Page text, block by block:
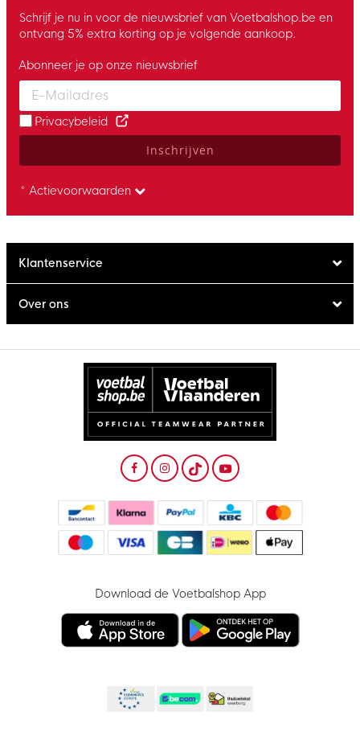
Schrijf je nu in voor de nieuwsbrief van Voetbalshop.be en
ontvang 5% extra korting op je volgende aankoop.
Enter your email and accept the privacy policy to subscribe to
Abonneer je op onze nieuwsbrief
Privacybeleid
Inschrijven
* Actievoorwaarden
Klantenservice
Over ons
Download de Voetbalshop App